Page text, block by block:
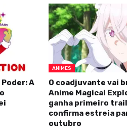
A
ANIMES
O coadjuvante vai
Anime Magical
ganha primeiro
confirma estreia
outubro